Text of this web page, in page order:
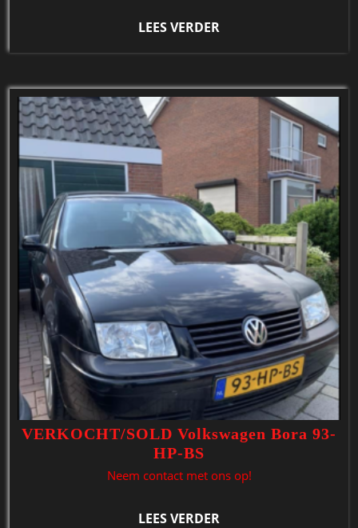
LEES VERDER
VERKOCHT/SOLD Volkswagen Bora 93-
HP-BS
Neem contact met ons op!
LEES VERDER